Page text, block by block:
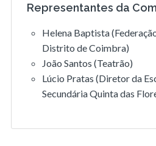
Representantes da
Helena Baptista
Distrito de Coimbra)
João Santos (Teatrão)
Lúcio Pratas (Diretor da
Secundária Quinta das